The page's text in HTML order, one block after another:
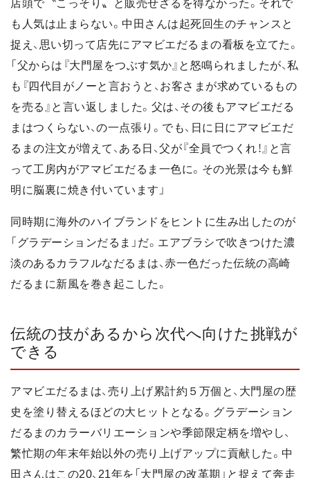
店頭で〝こっそり〟と販売せざるを得なかった。それで
も人気は止まらない。中田さんは起死回生のチャンスと
捉え、思い切って店先にアマビエだるまの看板を立てた。
「父からは『大門屋をつぶす気か』と怒鳴られましたが、私
も『四代目がノーと言おうと、お客さまが求めているもの
を売る』と言い返しました。父は、その後もアマビエだる
まはつくらない、の一点張り。でも、日に日にアマビエだ
るまの注文が増えて、ある日、父が『全員でつくれ！』と言
って工房内がアマビエだるま一色に。その光景は今も鮮
明に脳裏に焼き付いています」
同時期に海外のハイブランドをヒントに生み出したのが
「グラデーションだるま」だ。エアブラシで吹きつけた濃
淡のあるカラフルなだるまは、赤一色だった伝統の高崎
だるまに新風を巻き起こした。
伝統の技があるから次代へ向けた挑戦が
できる
アマビエだるまは、売り上げ累計約５万個と、大門屋の歴
史を塗り替えるほどの大ヒットとなる。グラデーション
だるまのカラーバリエーションや季節限定柄を増やし、
繁忙期の年末年始以外の売り上げアップに貢献した。中
田さんはこの20、21年を「大門屋の改革期」と捉えて奔走